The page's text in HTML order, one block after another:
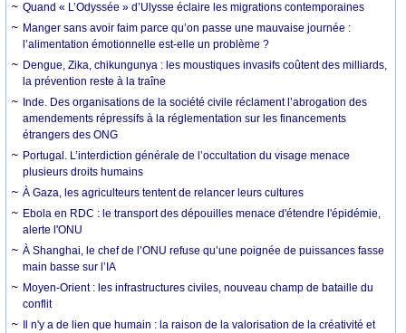
Quand « L’Odyssée » d’Ulysse éclaire les migrations contemporaines
Manger sans avoir faim parce qu’on passe une mauvaise journée :
l’alimentation émotionnelle est-elle un problème ?
Dengue, Zika, chikungunya : les moustiques invasifs coûtent des milliards,
la prévention reste à la traîne
Inde. Des organisations de la société civile réclament l’abrogation des
amendements répressifs à la réglementation sur les financements
étrangers des ONG
Portugal. L’interdiction générale de l’occultation du visage menace
plusieurs droits humains
À Gaza, les agriculteurs tentent de relancer leurs cultures
Ebola en RDC : le transport des dépouilles menace d'étendre l'épidémie,
alerte l'ONU
À Shanghai, le chef de l’ONU refuse qu’une poignée de puissances fasse
main basse sur l’IA
Moyen-Orient : les infrastructures civiles, nouveau champ de bataille du
conflit
Il n'y a de lien que humain : la raison de la valorisation de la créativité et